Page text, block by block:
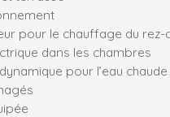
pour le chauffage du rez-
dans les chambres
pour l’eau chaude